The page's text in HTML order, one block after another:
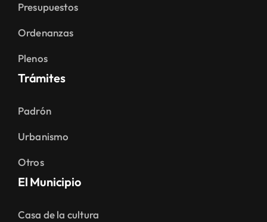
Presupuestos
Ordenanzas
Plenos
Trámites
Padrón
Urbanismo
Otros
El Municipio
Casa de la cultura